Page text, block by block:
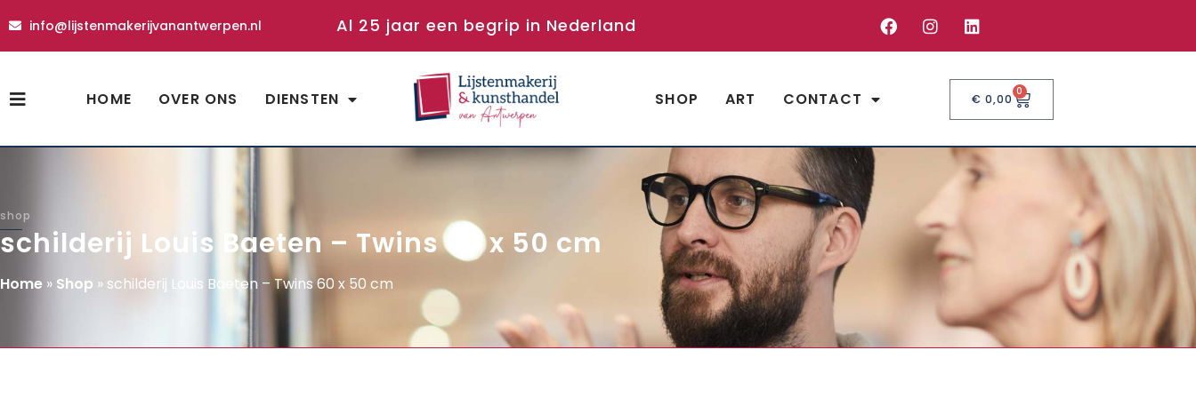
info@lijstenmakerijvanantwerpen.nl Al 25 jaar een begrip in Nederland
HOME OVER ONS DIENSTEN SHOP ART CONTACT € 0,00
0
shop
schilderij Louis Baeten – Twins 60 x 50 cm
Home » Shop » schilderij Louis Baeten – Twins 60 x 50 cm